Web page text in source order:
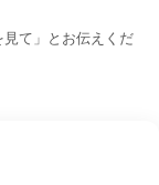
て」とお伝えくだ